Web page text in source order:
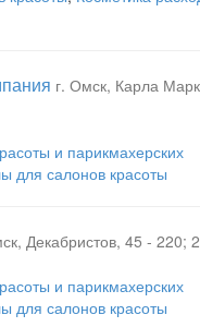
г. Омск, Карла
и парикмахерских
для салонов красоты
Декабристов, 45 - 220;
и парикмахерских
для салонов красоты